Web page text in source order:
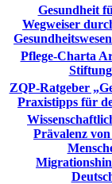
Gesundheit
Wegweiser
Pflege-Charta
ZQP-Ratgeber
Praxistipps für
Prävalenz